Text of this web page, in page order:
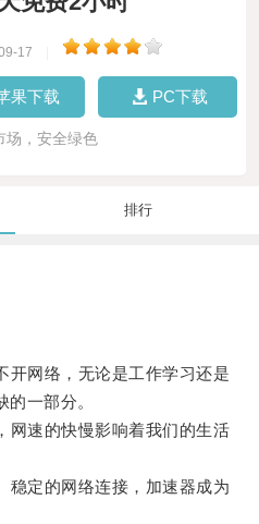
17
果下载 PC下载
场，安全绿色
排行
网络，无论是工作学习还是
一部分。
速的快慢影响着我们的生活
定的网络连接，加速器成为